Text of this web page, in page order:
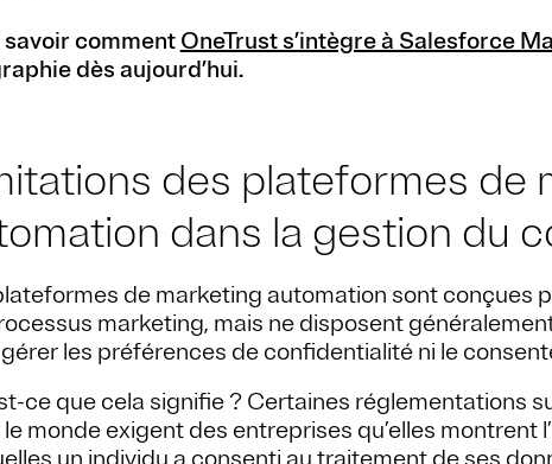
savoir comment OneTrust s’intègre à Salesforce
dès aujourd’hui.
des plateformes de
dans la gestion du
de marketing automation sont conçues
marketing, mais ne disposent
les préférences de confidentialité ni le
ce que cela signifie ? Certaines réglementations
monde exigent des entreprises qu’elles montrent